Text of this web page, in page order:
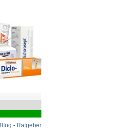
Blog - Ratgeber